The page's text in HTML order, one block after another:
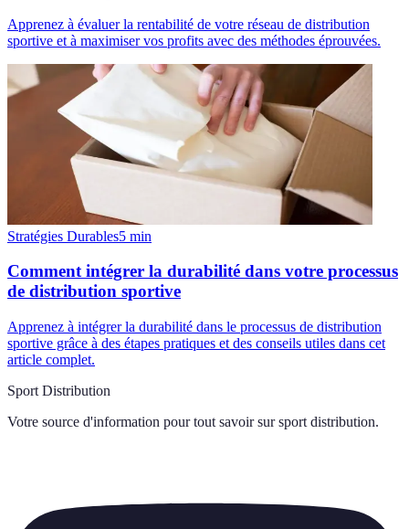
Apprenez à évaluer la rentabilité de votre réseau de distribution
sportive et à maximiser vos profits avec des méthodes éprouvées.
Stratégies Durables5 min
Comment intégrer la durabilité dans votre processus
de distribution sportive
Apprenez à intégrer la durabilité dans le processus de distribution
sportive grâce à des étapes pratiques et des conseils utiles dans cet
article complet.
Sport Distribution
Votre source d'information pour tout savoir sur sport distribution.